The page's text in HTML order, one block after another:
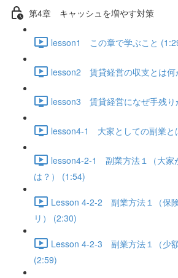
第4章 キャッシュを増やす対策
lesson1 この章で学ぶこと
lesson2 賃貸経営の収支とは何
lesson3 賃貸経営になぜ手残り
lesson4-1 大家としての副業と
lesson4-2-1 副業方法１（大家
は？） (1:54)
Lesson 4-2-2 副業方法１（保
リ） (2:30)
Lesson 4-2-3 副業方法１（少額
(2:59)